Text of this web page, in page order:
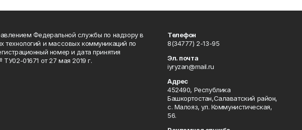
Федеральной службы по надзору в
технологий и массовых коммуникаций по
номер и дата принятия
01671 от 27 мая 2019 г.
Телефон
8(34777) 2-13-95
Эл. почта
iyryzan@mail.ru
Адрес
452490, Республика
Башкортостан,Салаватский район,
с. Малояз, ул. Коммунистическая,
56.